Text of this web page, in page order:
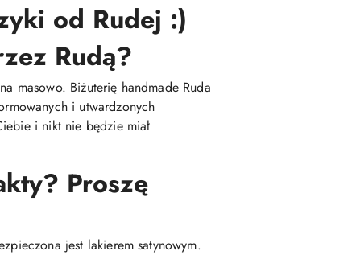
od Rudej :)
Rudą?
masowo. Biżuterię handmade Ruda
i utwardzonych
i nikt nie będzie miał
Proszę
jest lakierem satynowym.